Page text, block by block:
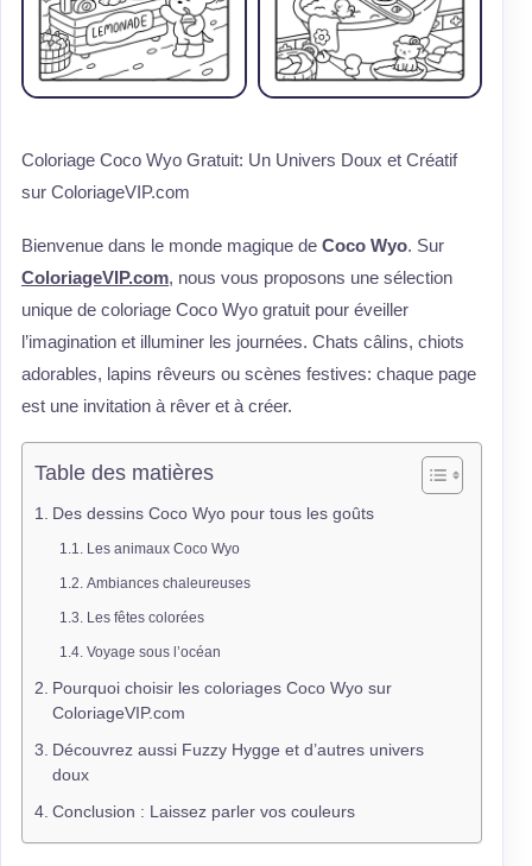
Coloriage Coco Wyo Gratuit: Un Univers Doux et Créatif
sur ColoriageVIP.com
Bienvenue dans le monde magique de Coco Wyo. Sur
ColoriageVIP.com, nous vous proposons une sélection
unique de coloriage Coco Wyo gratuit pour éveiller
l’imagination et illuminer les journées. Chats câlins, chiots
adorables, lapins rêveurs ou scènes festives: chaque page
est une invitation à rêver et à créer.
Table des matières
Des dessins Coco Wyo pour tous les goûts
Les animaux Coco Wyo
Ambiances chaleureuses
Les fêtes colorées
Voyage sous l’océan
Pourquoi choisir les coloriages Coco Wyo sur
ColoriageVIP.com
Découvrez aussi Fuzzy Hygge et d’autres univers
doux
Conclusion : Laissez parler vos couleurs